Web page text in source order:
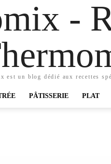
-
est un blog dédié aux recettes
PÂTISSERIE PLAT